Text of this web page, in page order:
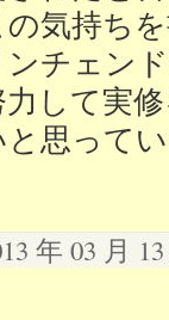
の気持ち
ンチェン
力して実
と思って
年 03 月